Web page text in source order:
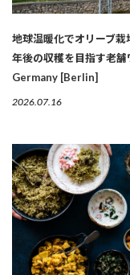
地球温暖化でオリーブ栽
年後の収穫を目指す老舗
Germany [Berlin]
2026.07.16